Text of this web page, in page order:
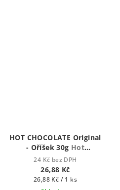
HOT CHOCOLATE Original
- Oříšek 30g Hot
Chocolate - Houstnoucí
krémová čokoláda
24 Kč bez DPH
26,88 Kč
Měrná
26,88 Kč / 1 ks